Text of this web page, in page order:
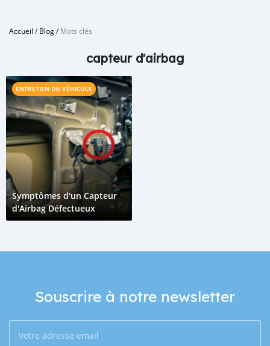
Accueil /Blog/Mots clés
capteur d'airbag
ENTRETIEN DU VÉHICULE
Symptômes d'un Capteur
d'Airbag Défectueux
Souscrire à notre newsletter